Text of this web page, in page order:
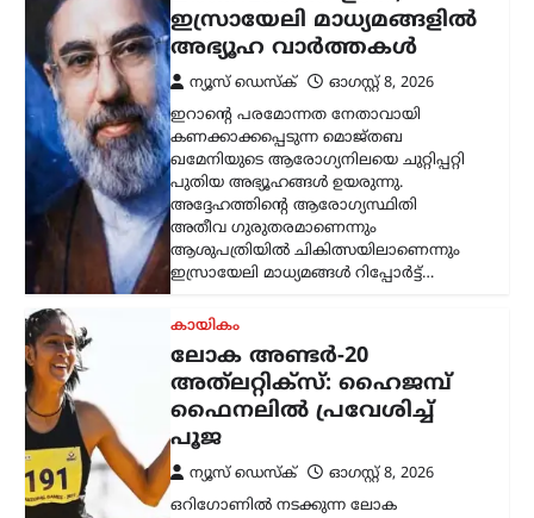
ന്യൂസ് ഡെസ്ക്
ഓഗസ്റ്റ്‌ 8, 2026
ഒറിഗോണിൽ നടക്കുന്ന ലോക
അത്‌ലറ്റിക്സ് അണ്ടർ-20 ചാമ്പ്യൻഷിപ്പിൽ
ഇന്ത്യയ്ക്ക് മികച്ച തുടക്കം. വനിതാ
ഹൈജമ്പിൽ ദേശീയ റെക്കോർഡ്
ഉടമയായ പൂജ ഫൈനലിലേക്ക് യോഗ്യത
നേടി. 1.79 മീറ്റർ…
കേരളം ട്രെൻഡിംഗ് തിരുവനന്തപുരം
ലേറ്റസ്റ്റ് ന്യൂസ്
കേരള-അമേരിക്ക
സഹകരണ
സാധ്യതകൾക്ക് പുതിയ
വഴികൾ; സെർജിയോ
ഗോറുമായി
മുഖ്യമന്ത്രിയുടെ
കൂടിക്കാഴ്ച
ന്യൂസ് ഡെസ്ക്
ഓഗസ്റ്റ്‌ 8, 2026
ഇന്ത്യയിലെ അമേരിക്കൻ അംബാസിഡർ